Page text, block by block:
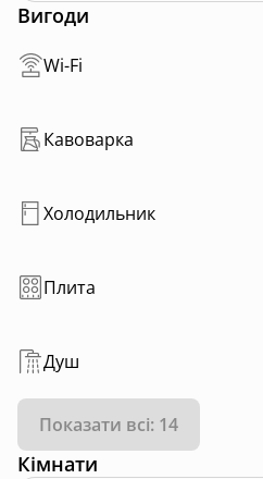
Вигоди
Wi-Fi
Кавоварка
Холодильник
Плита
Душ
Показати всі: 14
Кімнати